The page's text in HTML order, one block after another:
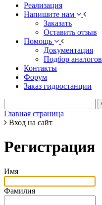
Реализация
Напишите нам
Заказать
Оставить отзыв
Помощь
Документация
Подбор аналогов
Контакты
Форум
Заказ гидростанции
Главная страница
Вход на сайт
Регистрация
Имя
Фамилия